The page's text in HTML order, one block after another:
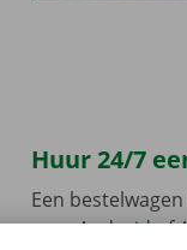
Huur 24/7
Een
voorAndroidof